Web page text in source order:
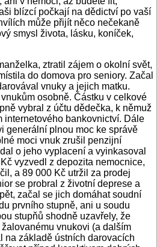
blízcí počkají na dědictví po vaší
může přijít něco nečekaně
smysl života, lásku, koníček,
ztratil zájem o okolní svět,
do domova pro seniory. Začal
vnuky a jejich matku.
osobně. Částku v celkové
vybral z účtu dědečka, k němuž
internetového bankovnictví. Dále
generální plnou moc ke správě
moci vnuk zrušil penzijní
o jeho vyplacení a vyinkasoval
vyzvedl z depozita nemocnice,
a 89 000 Kč utržil za prodej
se probral z životní deprese a
začal se jich domáhat soudní
prvního stupně, ani u soudu
stupňů shodně uzavřely, že
vnukovi (a dalším
na základě ústních darovacích